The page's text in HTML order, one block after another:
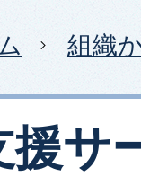
組織
援サ